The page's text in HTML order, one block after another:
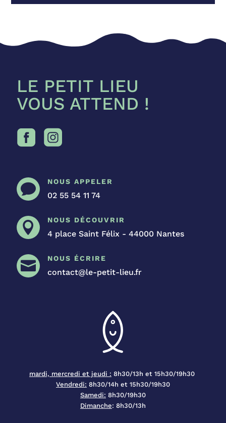
LE PETIT LIEU
VOUS ATTEND !
 NOUS APPELER
02 55 54 11 74
 NOUS DÉCOUVRIR
4 place Saint Félix - 44000 Nantes
 NOUS ÉCRIRE
contact@le-petit-lieu.fr
mardi, mercredi et jeudi : 8h30/13h et 15h30/19h30
Vendredi: 8h30/14h et 15h30/19h30
Samedi: 8h30/19h30
Dimanche: 8h30/13h